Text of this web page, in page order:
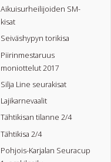
Aikuisurheilijoiden SM-
kisat
Seiväshypyn torikisa
Piirinmestaruus
moniottelut 2017
Silja Line seurakisat
Lajikarnevaalit
Tähtikisan tilanne 2/4
Tähtikisa 2/4
Pohjois-Karjalan Seuracup